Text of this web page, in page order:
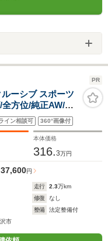
PR
ーシブ スポーツ
方位/純正AW/ド
ーター/エアシー
リングヒーター/
イン相談可 360°画像付
本体価格
316.3万円
37,600円
走行 2.3万km
修復
なし
整備
法定整備付
市